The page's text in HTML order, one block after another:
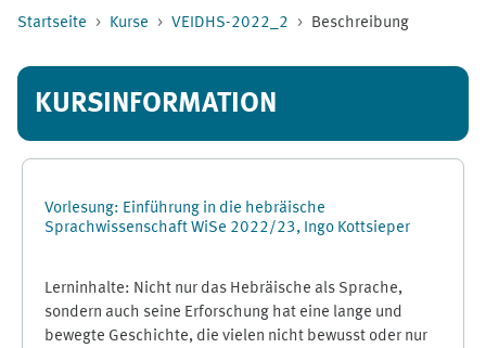
Startseite Kurse VEIDHS-2022_2 Beschreibung
KURSINFORMATION
Vorlesung: Einführung in die hebräische
Sprachwissenschaft WiSe 2022/23, Ingo Kottsieper
Lerninhalte: Nicht nur das Hebräische als Sprache,
sondern auch seine Erforschung hat eine lange und
bewegte Geschichte, die vielen nicht bewusst oder nur